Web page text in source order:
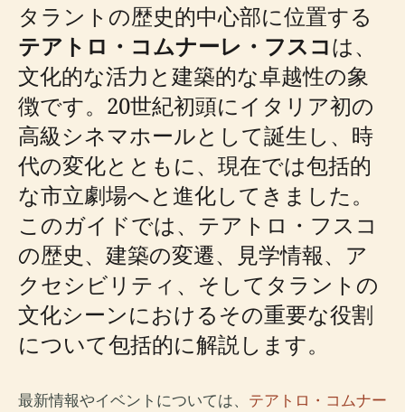
タラントの歴史的中心部に位置する
テアトロ・コムナーレ・フスコは、
文化的な活力と建築的な卓越性の象
徴です。20世紀初頭にイタリア初の
高級シネマホールとして誕生し、時
代の変化とともに、現在では包括的
な市立劇場へと進化してきました。
このガイドでは、テアトロ・フスコ
の歴史、建築の変遷、見学情報、ア
クセシビリティ、そしてタラントの
文化シーンにおけるその重要な役割
について包括的に解説します。
最新情報やイベントについては、 テアトロ・コムナー